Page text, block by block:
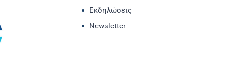
Εκδηλώσεις
Newsletter